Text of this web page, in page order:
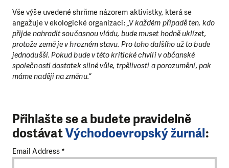
Vše výše uvedené shrňme názorem aktivistky, která se
angažuje v ekologické organizaci:„V každém případě ten, kdo
přijde nahradit současnou vládu, bude muset hodně uklízet,
protože země je v hrozném stavu. Pro toho dalšího už to bude
jednodušší. Pokud bude v této kritické chvíli v občanské
společnosti dostatek silné vůle, trpělivosti a porozumění, pak
máme naději na změnu.“
Přihlašte se a budete pravidelně
dostávatVýchodoevropský žurnál:
Email Address *